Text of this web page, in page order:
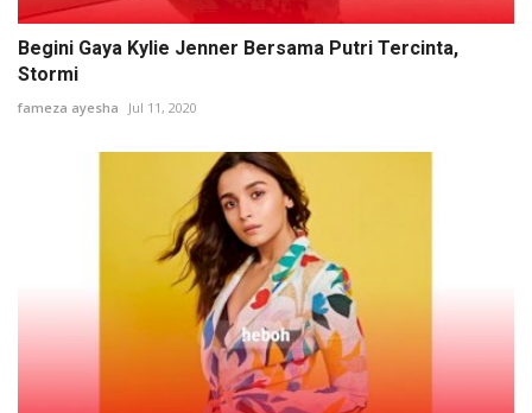
Begini Gaya Kylie Jenner Bersama Putri Tercinta,
Stormi
fameza ayesha Jul 11, 2020